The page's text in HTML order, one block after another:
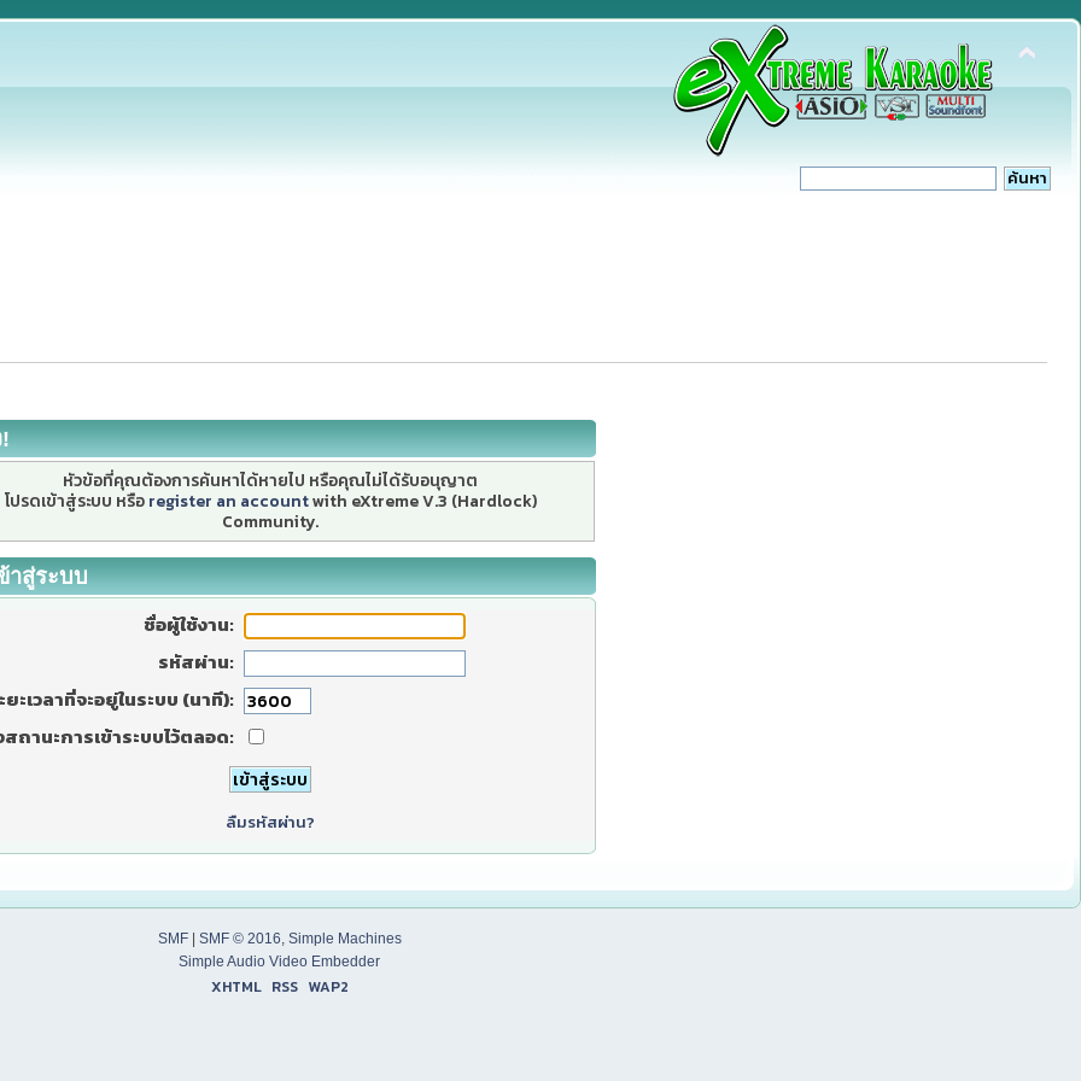
หัวข้อที่คุณต้องการค้นหาได้หายไป หรือคุณไม่ได้รับอนุญาต
โปรดเข้าสู่ระบบ หรือ register an accountwith eXtreme V.3 (Hardlock)
Community.
าสู่ระบบ
ชื่อผู้ใช้งาน:
รหัสผ่าน:
ยะเวลาที่จะอยู่ในระบบ (นาที):
สถานะการเข้าระบบไว้ตลอด:
ลืมรหัสผ่าน?
SMF| SMF © 2016, Simple Machines
Simple Audio Video Embedder
XHTML RSS WAP2